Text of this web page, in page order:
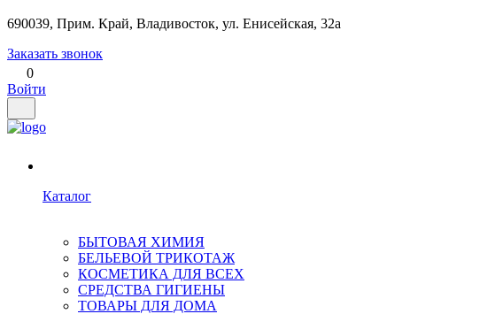
690039, Прим. Край, Владивосток, ул. Енисейская, 32а
Заказать звонок
0
Войти
Каталог
БЫТОВАЯ ХИМИЯ
БЕЛЬЕВОЙ ТРИКОТАЖ
КОСМЕТИКА ДЛЯ ВСЕХ
СРЕДСТВА ГИГИЕНЫ
ТОВАРЫ ДЛЯ ДОМА